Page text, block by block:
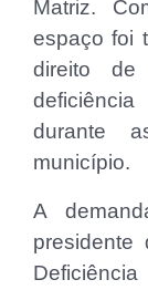
Matriz.
espaço foi
direito
durante
município.
A
presidente